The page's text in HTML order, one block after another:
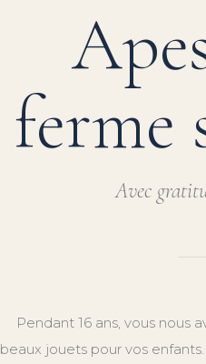
ferme
Avec
Pendant 16 ans, vous nous
beaux jouets pour vos